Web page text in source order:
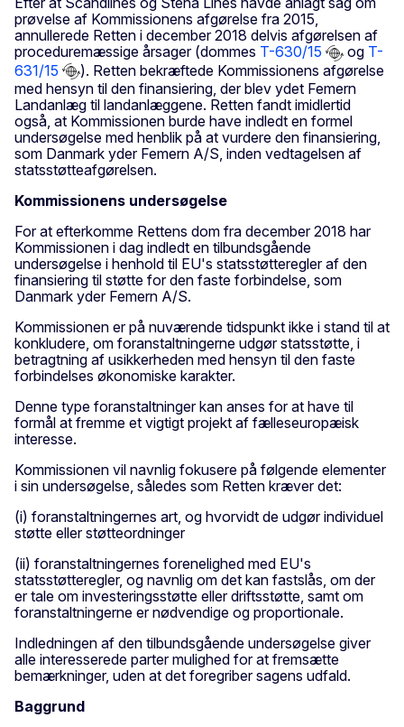
prøvelse af Kommissionens afgørelse fra 2015,
annullerede Retten i december 2018 delvis afgørelsen af
proceduremæssige årsager (dommes T-630/15 og T-
631/15
). Retten bekræftede Kommissionens afgørelse
med hensyn til den finansiering, der blev ydet Femern
Landanlæg til landanlæggene. Retten fandt imidlertid
også, at Kommissionen burde have indledt en formel
undersøgelse med henblik på at vurdere den finansiering,
som Danmark yder Femern A/S, inden vedtagelsen af
statsstøtteafgørelsen.
Kommissionens undersøgelse
For at efterkomme Rettens dom fra december 2018 har
Kommissionen i dag indledt en tilbundsgående
undersøgelse i henhold til EU's statsstøtteregler af den
finansiering til støtte for den faste forbindelse, som
Danmark yder Femern A/S.
Kommissionen er på nuværende tidspunkt ikke i stand til at
konkludere, om foranstaltningerne udgør statsstøtte, i
betragtning af usikkerheden med hensyn til den faste
forbindelses økonomiske karakter.
Denne type foranstaltninger kan anses for at have til
formål at fremme et vigtigt projekt af fælleseuropæisk
interesse.
Kommissionen vil navnlig fokusere på følgende elementer
i sin undersøgelse, således som Retten kræver det:
(i) foranstaltningernes art, og hvorvidt de udgør individuel
støtte eller støtteordninger
(ii) foranstaltningernes forenelighed med EU's
statsstøtteregler, og navnlig om det kan fastslås, om der
er tale om investeringsstøtte eller driftsstøtte, samt om
foranstaltningerne er nødvendige og proportionale.
Indledningen af den tilbundsgående undersøgelse giver
alle interesserede parter mulighed for at fremsætte
bemærkninger, uden at det foregriber sagens udfald.
Baggrund